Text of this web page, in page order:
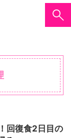
回復食2日目の